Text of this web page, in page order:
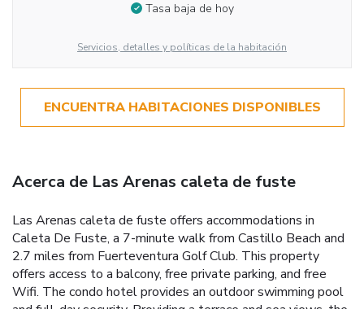
Tasa baja de hoy
Servicios, detalles y políticas de la habitación
ENCUENTRA HABITACIONES DISPONIBLES
Acerca de Las Arenas caleta de fuste
Las Arenas caleta de fuste offers accommodations in
Caleta De Fuste, a 7-minute walk from Castillo Beach and
2.7 miles from Fuerteventura Golf Club. This property
offers access to a balcony, free private parking, and free
Wifi. The condo hotel provides an outdoor swimming pool